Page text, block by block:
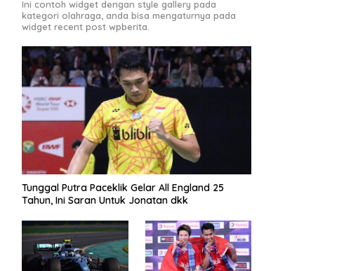
Ini contoh widget dengan style gallery pada
kategori olahraga, anda bisa mengaturnya pada
widget recent post wpberita.
Tunggal Putra Paceklik Gelar All England 25
Tahun, Ini Saran Untuk Jonatan dkk